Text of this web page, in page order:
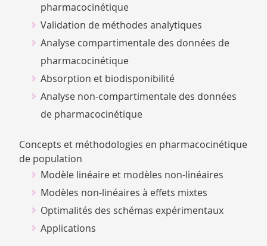
pharmacocinétique
Validation de méthodes analytiques
Analyse compartimentale des données de
pharmacocinétique
Absorption et biodisponibilité
Analyse non-compartimentale des données
de pharmacocinétique
Concepts et méthodologies en pharmacocinétique
de population
Modèle linéaire et modèles non-linéaires
Modèles non-linéaires à effets mixtes
Optimalités des schémas expérimentaux
Applications